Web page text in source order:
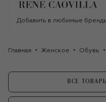
Добавить в любимые
Главная Женское Обувь
ВСЕ ТОВАРЫ